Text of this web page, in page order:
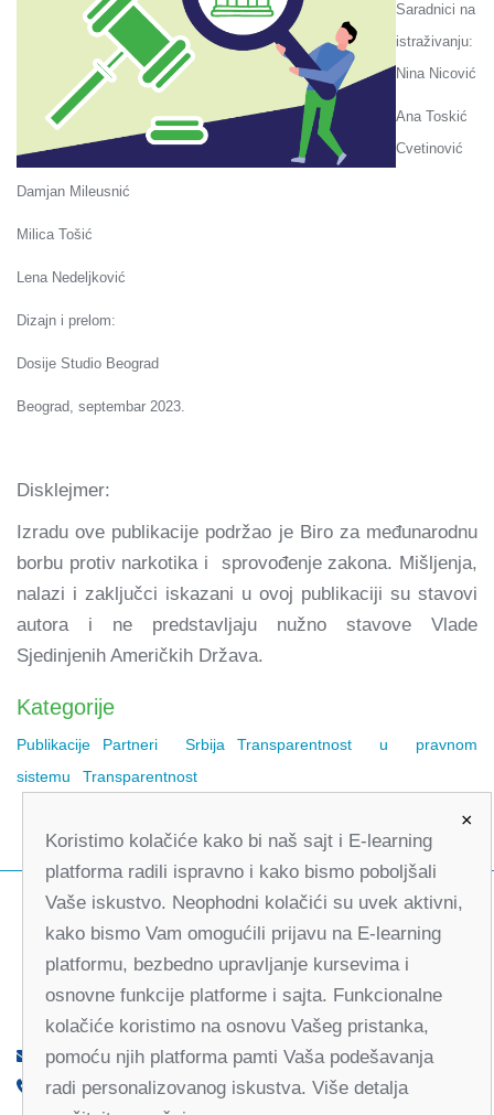
Saradnici na
istraživanju:
Nina Nicović
Ana Toskić
Cvetinović
Damjan Mileusnić
Milica Tošić
Lena Nedeljković
Dizajn i prelom:
Dosije Studio Beograd
Beograd, septembar 2023.
Disklejmer:
Izradu ove publikacije podržao je Biro za međunarodnu
borbu protiv narkotika i sprovođenje zakona. Mišljenja,
nalazi i zaključci iskazani u ovoj publikaciji su stavovi
autora i ne predstavljaju nužno stavove Vlade
Sjedinjenih Američkih Država.
Kategorije
Publikacije Partneri Srbija
Transparentnost u pravnom
sistemu
Transparentnost
office@partners-serbia.org
(+381 11) 32 31 551, (+381 11) 32 31 552
×
Koristimo kolačiće kako bi naš sajt i E-learning
platforma radili ispravno i kako bismo poboljšali
Vaše iskustvo. Neophodni kolačići su uvek aktivni,
kako bismo Vam omogućili prijavu na E-learning
platformu, bezbedno upravljanje kursevima i
osnovne funkcije platforme i sajta. Funkcionalne
kolačiće koristimo na osnovu Vašeg pristanka,
pomoću njih platforma pamti Vaša podešavanja
radi personalizovanog iskustva. Više detalja